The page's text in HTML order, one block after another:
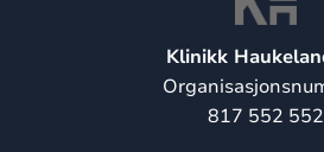
Klinikk
817 552 552